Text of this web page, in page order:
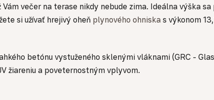
Vám večer na terase nikdy nebude zima. Ideálna výška
si užívať hrejivý oheň plynového ohniska s výkonom
betónu vystuženého sklenými vláknami (GRC -
žiareniu a poveternostným vplyvom.